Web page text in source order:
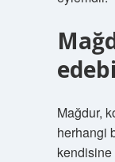
Mağdur,
herhangi
kendisine